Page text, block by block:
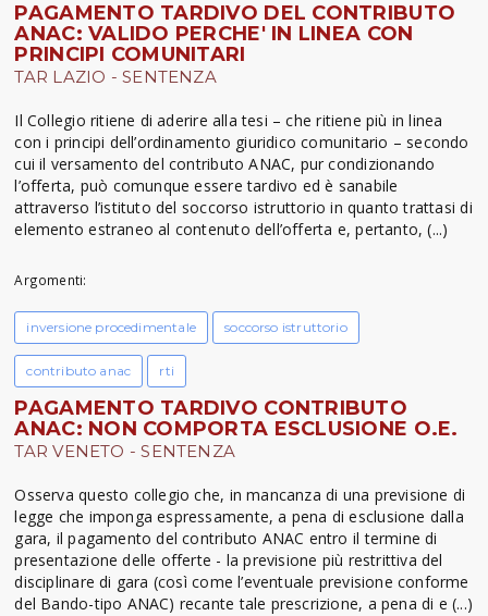
PAGAMENTO TARDIVO DEL CONTRIBUTO
ANAC: VALIDO PERCHE' IN LINEA CON
PRINCIPI COMUNITARI
TAR LAZIO - SENTENZA
Il Collegio ritiene di aderire alla tesi – che ritiene più in linea
con i principi dell’ordinamento giuridico comunitario – secondo
cui il versamento del contributo ANAC, pur condizionando
l’offerta, può comunque essere tardivo ed è sanabile
attraverso l’istituto del soccorso istruttorio in quanto trattasi di
elemento estraneo al contenuto dell’offerta e, pertanto, (...)
Argomenti:
inversione procedimentale soccorso istruttorio
contributo anac rti
PAGAMENTO TARDIVO CONTRIBUTO
ANAC: NON COMPORTA ESCLUSIONE O.E.
TAR VENETO - SENTENZA
Osserva questo collegio che, in mancanza di una previsione di
legge che imponga espressamente, a pena di esclusione dalla
gara, il pagamento del contributo ANAC entro il termine di
presentazione delle offerte - la previsione più restrittiva del
disciplinare di gara (così come l’eventuale previsione conforme
del Bando-tipo ANAC) recante tale prescrizione, a pena di e (...)